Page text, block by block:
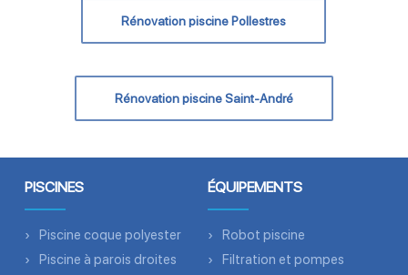
Rénovation piscine Pollestres
Rénovation piscine Saint-André
PISCINES
Piscine coque polyester
Piscine à parois droites
ÉQUIPEMENTS
Robot piscine
Filtration et pompes